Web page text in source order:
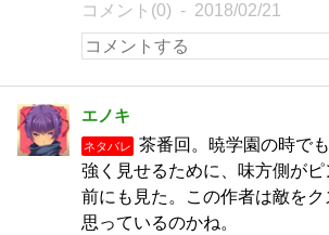
コメント(0) 2018/02/21
エノキ
ネタバレ
茶番回。暁学園の時で
強く見せるために、味方側が
前にも見た。この作者は敵をク
思っているのかね。